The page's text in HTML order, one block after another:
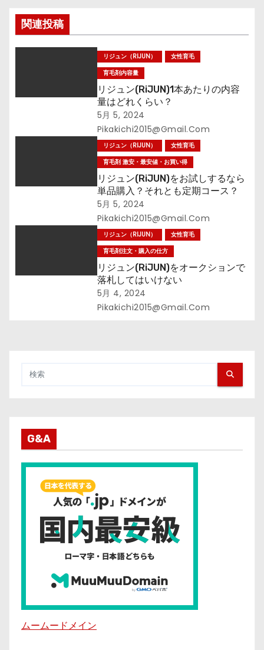
シ
ョ
関連投稿
リジュン（RIJUN）
女性育毛
育毛剤内容量
リジュン(RiJUN)1本あたりの内容
量はどれくらい？
5月 5, 2024
Pikakichi2015@gmail.com
リジュン（RIJUN）
女性育毛
育毛剤 激安・最安値・お買い得
リジュン(RiJUN)をお試しするなら
単品購入？それとも定期コース？
5月 5, 2024
Pikakichi2015@gmail.com
リジュン（RIJUN）
女性育毛
育毛剤注文・購入の仕方
リジュン(RiJUN)をオークションで
落札してはいけない
5月 4, 2024
Pikakichi2015@gmail.com
G&A
ムームードメイン